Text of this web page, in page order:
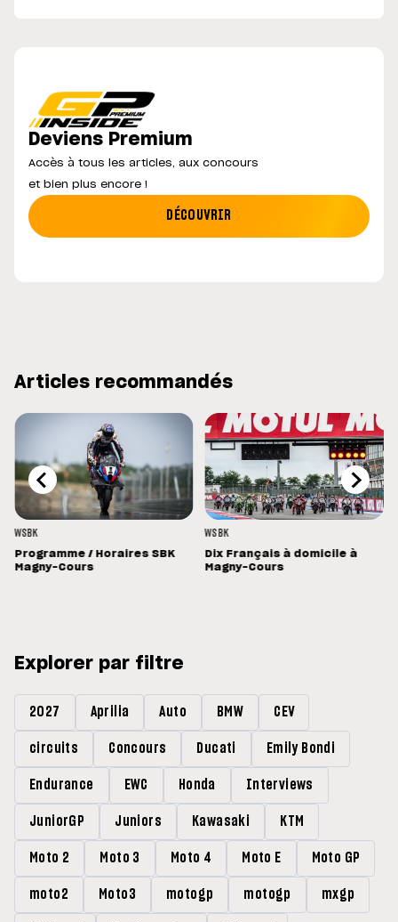
Deviens Premium
Accès à tous les articles, aux concours
et bien plus encore !
DÉCOUVRIR
Articles recommandés
WSBK
Programme / Horaires SBK
Magny-Cours
WSBK
Dix Français à domicile à
Magny-Cours
Explorer par filtre
2027 Aprilia Auto BMW CEV
circuits Concours Ducati Emily Bondi
Endurance EWC Honda Interviews
JuniorGP Juniors Kawasaki KTM
Moto 2 Moto 3 Moto 4 Moto E Moto GP
moto2 Moto3 motogp motogp mxgp